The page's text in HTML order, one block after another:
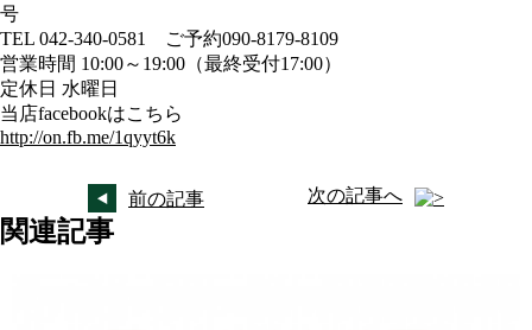
号
TEL 042-340-0581 ご予約090-8179-8109
営業時間 10:00～19:00（最終受付17:00）
定休日 水曜日
当店facebookはこちら
http://on.fb.me/1qyyt6k
前の記事 次の記事へ
関連記事